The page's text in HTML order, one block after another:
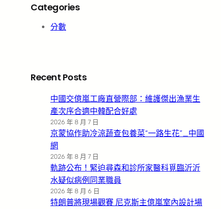
Categories
分數
Recent Posts
中國交億嵐工廠直營際部：維護傑出漁業生
產次序合適中韓配合好處
2026 年 8 月 7 日
京蒙協作助冷涼蔬查包養菜“一路生花”_中國
網
2026 年 8 月 7 日
軌跡公布！緊迫尋森和診所家醫科覓臨沂沂
水疑似病例同業職員
2026 年 8 月 6 日
特朗普將現場觀賽 尼克斯主億嵐室內設計場